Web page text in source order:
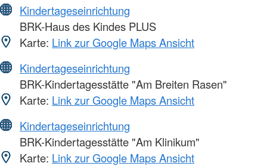
Kindertageseinrichtung
BRK-Haus des Kindes PLUS
Karte: Link zur Google Maps Ansicht
Kindertageseinrichtung
BRK-Kindertagesstätte "Am Breiten Rasen"
Karte: Link zur Google Maps Ansicht
Kindertageseinrichtung
BRK-Kindertagesstätte "Am Klinikum"
Karte: Link zur Google Maps Ansicht